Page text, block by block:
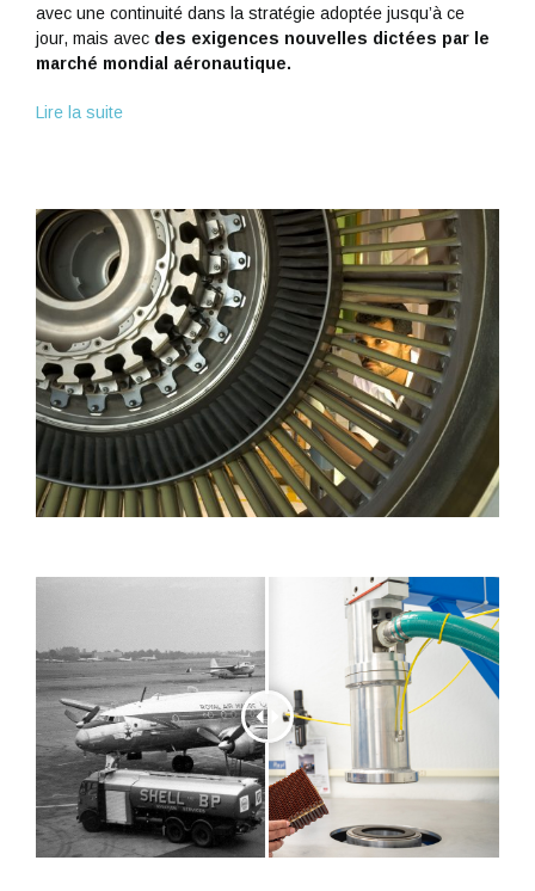
avec une continuité dans la stratégie adoptée jusqu’à ce
jour, mais avec des exigences nouvelles dictées par le
marché mondial aéronautique.
Lire la suite